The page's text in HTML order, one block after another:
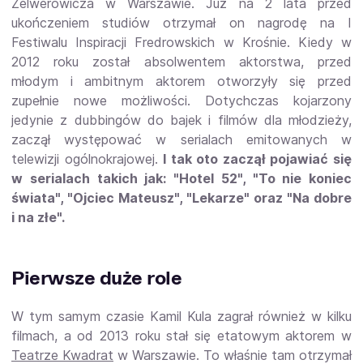
ukończeniem studiów otrzymał on nagrodę na I
Festiwalu Inspiracji Fredrowskich w Krośnie. Kiedy w
2012 roku został absolwentem aktorstwa, przed
młodym i ambitnym aktorem otworzyły się przed
zupełnie nowe możliwości. Dotychczas kojarzony
jedynie z dubbingów do bajek i filmów dla młodzieży,
zaczął występować w serialach emitowanych w
telewizji ogólnokrajowej. I tak oto zaczął pojawiać się
w serialach takich jak: "Hotel 52", "To nie koniec
świata", "Ojciec Mateusz", "Lekarze" oraz "Na dobre
i na złe".
Pierwsze duże role
W tym samym czasie Kamil Kula zagrał również w kilku
filmach, a od 2013 roku stał się etatowym aktorem w
Teatrze Kwadrat w Warszawie. To właśnie tam otrzymał